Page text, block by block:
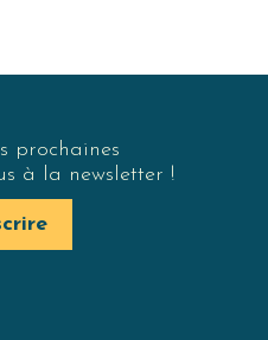
prochaines
à la newsletter !